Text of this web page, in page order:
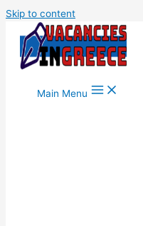
Skip to content
Main Menu